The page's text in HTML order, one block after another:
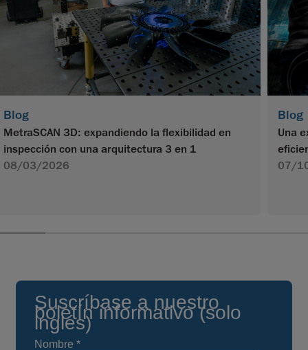
Blog
MetraSCAN 3D: expandiendo la flexibilidad en
inspección con una arquitectura 3 en 1
08/03/2026
Blog
Una
07/